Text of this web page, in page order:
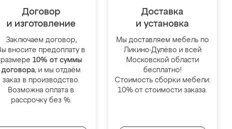
Договор
и изготовление
Заключаем договор,
вносите предоплату в
размере 10% от суммы
договора, и мы отдаём
заказ в производство.
Возможна оплата в
рассрочку без %.
Доставка
и установка
Мы доставляем мебель по
Ликино-Дулёво и всей
Московской области
бесплатно!
Стоимость сборки мебели:
10% от стоимости заказа.